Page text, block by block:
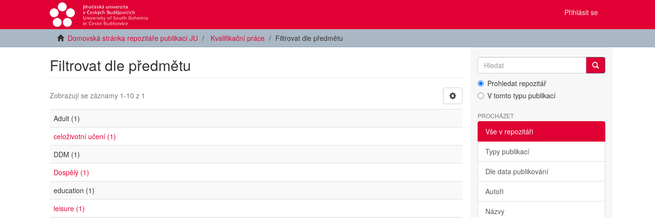
Přihlásit se
Domovská stránka repozitáře publikací JU Kvalifikační práce Filtrovat dle předmětu
Filtrovat dle předmětu
Zobrazují se záznamy 1-10 z 1
Adult (1)
celoživotní učení (1)
DDM (1)
Dospělý (1)
education (1)
leisure (1)
Prohledat repozitář
V tomto typu publikací
PROCHÁZET
Vše v repozitáři
Typy publikací
Dle data publikování
Autoři
Názvy